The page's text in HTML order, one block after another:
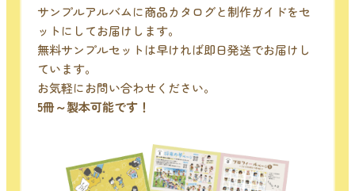
サンプルアルバムに商品カタログと制作ガイドをセ
ットにしてお届けします。
無料サンプルセットは早ければ即日発送でお届けし
ています。
お気軽にお問い合わせください。
5冊～製本可能です！